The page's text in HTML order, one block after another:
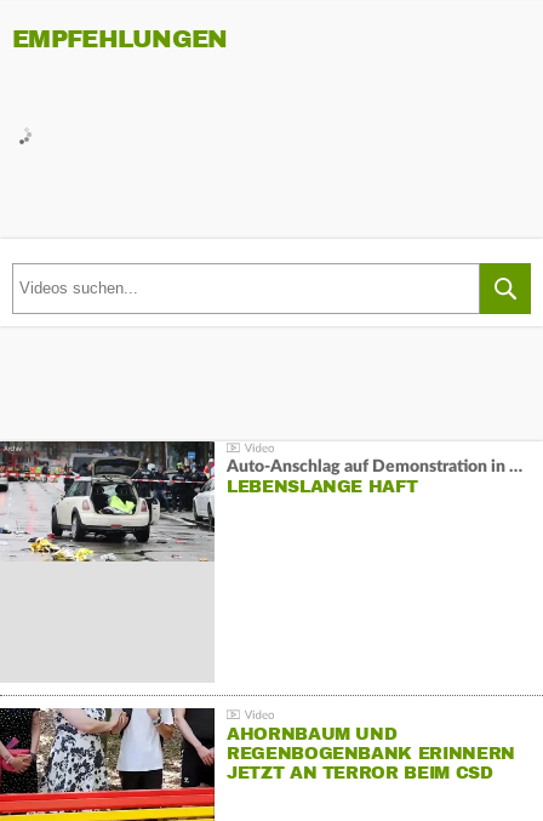
EMPFEHLUNGEN
Auto-Anschlag auf Demonstration in München:
LEBENSLANGE HAFT
AHORNBAUM UND
REGENBOGENBANK ERINNERN
JETZT AN TERROR BEIM CSD